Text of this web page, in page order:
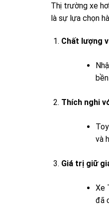
Thị trường xe
là sự lựa chọn
Chất lượng
Thích nghi
và
Giá trị giữ
Xe
đã